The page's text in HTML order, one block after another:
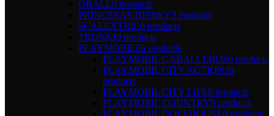
OBALL0 products
PRINCESAS DISNEY3 products
SCALEXTRIC0 products
TRUNKI0 products
PLAYMOBIL86 products
PLAYMOBIL CABALLEROS0 products
PLAYMOBIL CITY ACTION10
products
PLAYMOBIL CITY LIFE6 products
PLAYMOBIL COUNTRY9 products
PLAYMOBIL DOLLHOUSE0 products